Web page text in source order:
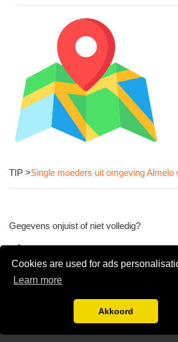
Cookies are used for ads
Learn more
Akkoord
TIP >Single moeders uit omgeving Almelo
Gegevens onjuist of niet volledig?